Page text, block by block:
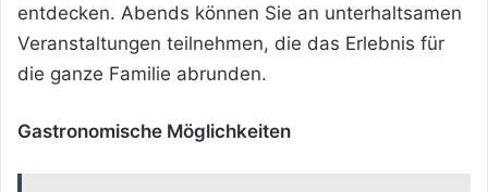
entdecken. Abends können Sie an unterhaltsamen
Veranstaltungen teilnehmen, die das Erlebnis für
die ganze Familie abrunden.
Gastronomische Möglichkeiten